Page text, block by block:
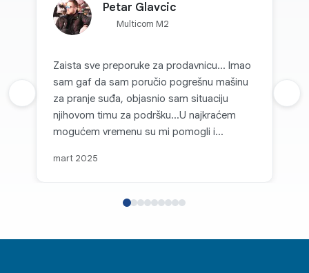
Petar Glavcic
Multicom M2
Zaista sve preporuke za prodavnicu... Imao
sam gaf da sam poručio pogrešnu mašinu
za pranje suđa, objasnio sam situaciju
njihovom timu za podršku...U najkraćem
mogućem vremenu su mi pomogli i
mart 2025
Prethodna recenzija